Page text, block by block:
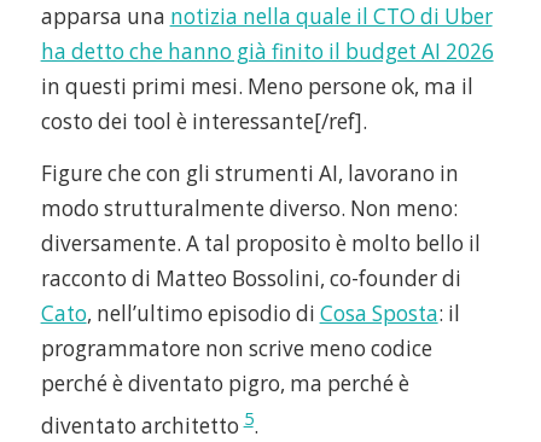
apparsa una notizia nella quale il CTO di Uber
ha detto che hanno già finito il budget AI 2026
in questi primi mesi. Meno persone ok, ma il
costo dei tool è interessante[/ref].
Figure che con gli strumenti AI, lavorano in
modo strutturalmente diverso. Non meno:
diversamente. A tal proposito è molto bello il
racconto di Matteo Bossolini, co-founder di
Cato, nell’ultimo episodio di Cosa Sposta: il
programmatore non scrive meno codice
perché è diventato pigro, ma perché è
diventato architetto5.